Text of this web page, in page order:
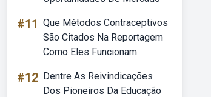
#11 Que Métodos Contraceptivos
São Citados Na Reportagem
Como Eles Funcionam
#12 Dentre As Reivindicações
Dos Pioneiros Da Educação